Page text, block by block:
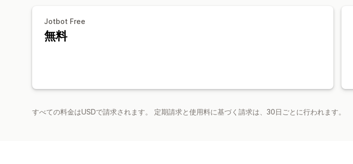
Jotbot Free
無料
すべての料金はUSDで請求されます。 定期請求と使用料に基づく請求は、30日ごとに行われます。